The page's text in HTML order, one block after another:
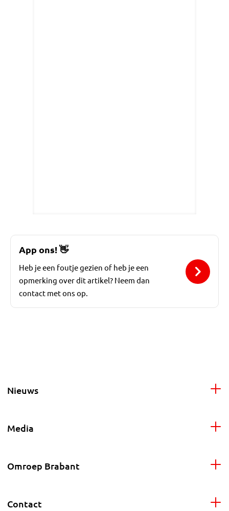
App ons!👋
Heb je een foutje gezien of heb je een
opmerking over dit artikel? Neem dan
contact met ons op.
Nieuws
Media
Omroep Brabant
Contact